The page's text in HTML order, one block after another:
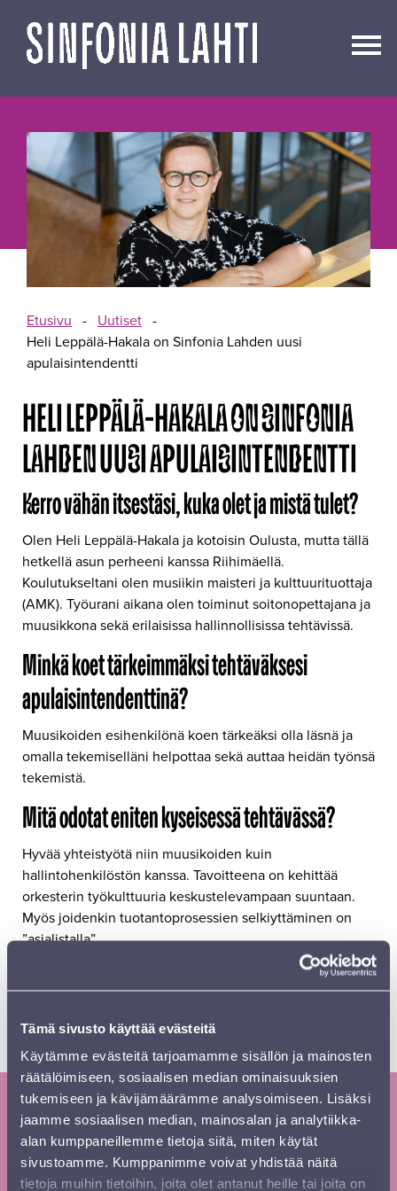
Tämä sivusto käyttää evästeitä
Käytämme evästeitä tarjoamamme sisällön ja mainosten
räätälöimiseen, sosiaalisen median ominaisuuksien
tukemiseen ja kävijämäärämme analysoimiseen. Lisäksi
jaamme sosiaalisen median, mainosalan ja analytiikka-
alan kumppaneillemme tietoja siitä, miten käytät
sivustoamme. Kumppanimme voivat yhdistää näitä
tietoja muihin tietoihin, joita olet antanut heille tai joita on
sisältöön
Etusivu - Uutiset -
Heli Leppälä-Hakala on Sinfonia Lahden uusi
apulaisintendentti
HELI LEPPÄLÄ-HAKALA ON SINFONIA
LAHDEN UUSI APULAISINTENDENTTI
Kerro vähän itsestäsi, kuka olet ja mistä tulet?
Olen Heli Leppälä-Hakala ja kotoisin Oulusta, mutta tällä
hetkellä asun perheeni kanssa Riihimäellä.
Koulutukseltani olen musiikin maisteri ja kulttuurituottaja
(AMK). Työurani aikana olen toiminut soitonopettajana ja
muusikkona sekä erilaisissa hallinnollisissa tehtävissä.
Minkä koet tärkeimmäksi tehtäväksesi
apulaisintendenttinä?
Muusikoiden esihenkilönä koen tärkeäksi olla läsnä ja
omalla tekemiselläni helpottaa sekä auttaa heidän työnsä
tekemistä.
Mitä odotat eniten kyseisessä tehtävässä?
Hyvää yhteistyötä niin muusikoiden kuin
hallintohenkilöstön kanssa. Tavoitteena on kehittää
orkesterin työkulttuuria keskustelevampaan suuntaan.
Myös joidenkin tuotantoprosessien selkiyttäminen on
”asialistalla”.
monipuolista konserttiohjelmistoa. Nähdään
konserteissa!
Tilaa Sinfonia Lahden uutiskirje ja
kausiesite